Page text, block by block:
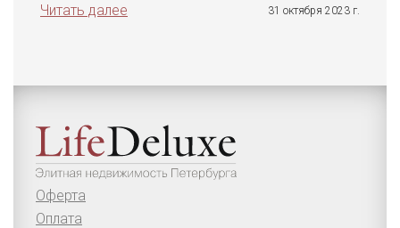
Читать далее
31 октября 2023 г.
Оферта
Оплата